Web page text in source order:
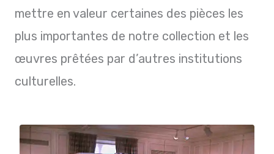
mettre en valeur certaines des pièces les
plus importantes de notre collection et les
œuvres prêtées par d’autres institutions
culturelles.